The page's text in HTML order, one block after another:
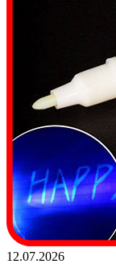
12.07.2026